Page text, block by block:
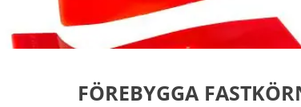
FÖREBYGGA